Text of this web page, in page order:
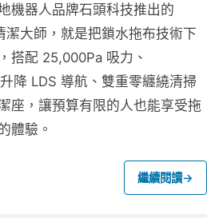
機器人品牌石頭科技推出的
大師，就是把鎖水拖布技術下
搭配 25,000Pa 吸力、
降 LDS 導航、雙重零纏繞清掃
座，讓預算有限的人也能享受拖
體驗。
繼續閱讀→